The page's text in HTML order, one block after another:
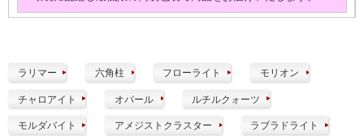
ラリマー 六角柱 フローライト モリオン
チャロアイト オパール ルチルクォーツ
モルダバイト アメジストクラスター ラブラドライト